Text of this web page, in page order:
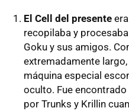
El Cell del presente
recopilaba y
Goku y sus amigos.
extremadamente largo,
máquina especial
oculto. Fue
por Trunks y Krillin